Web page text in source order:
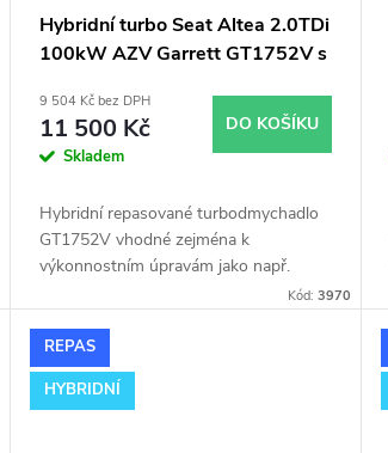
Hybridní turbo Seat Altea 2.0TDi
100kW AZV Garrett GT1752V s
9 504 Kč bez DPH
11 500 Kč
Skladem
DO KOŠÍKU
Hybridní repasované turbodmychadlo
GT1752V vhodné zejména k
výkonnostním úpravám jako např.
chiptuning. Pro vůz Seat Altea 2.0TDi
Kód: 3970
REPAS
HYBRIDNÍ